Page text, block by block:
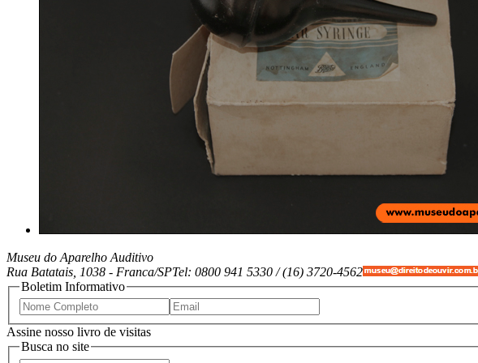
Museu do Aparelho Auditivo
Rua Batatais, 1038 - Franca/SPTel: 0800 941 5330 / (16) 3720-4562
Boletim Informativo
Assine nosso livro de visitas
Busca no site